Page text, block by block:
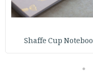
Shaffe Cup Noteboo
5